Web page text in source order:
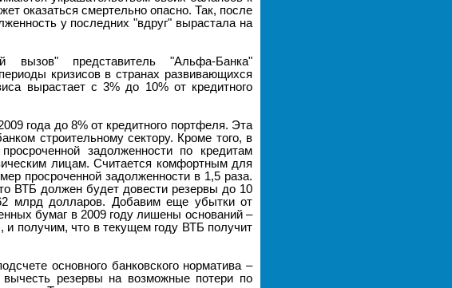
оказаться смертельно опасно. Так, после
у последних "вдруг" вырастала на
вызов" представитель "Альфа-Банка"
кризисов в странах развивающихся
вырастает с 3% до 10% от кредитного
года до 8% от кредитного портфеля. Эта
строительному сектору. Кроме того, в
задолженности по кредитам
лицам. Считается комфортным для
просроченной задолженности в 1,5 раза.
ВТБ должен будет довести резервы до 10
млрд долларов. Добавим еще убытки от
бумаг в 2009 году лишены оснований –
и получим, что в текущем году ВТБ получит
основного банковского норматива –
вычесть резервы на возможные потери по